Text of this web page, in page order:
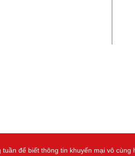
để biết thông tin khuyến mại vô cùng